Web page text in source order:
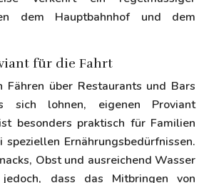
dem Hauptbahnhof und dem
für die Fahrt
Fähren über Restaurants und Bars
sich lohnen, eigenen Proviant
besonders praktisch für Familien
Ernährungsbedürfnissen.
Obst und ausreichend Wasser
dass das Mitbringen von